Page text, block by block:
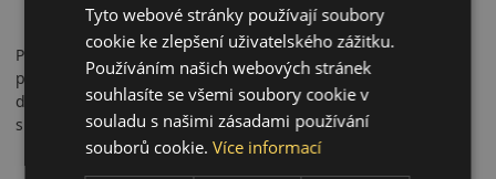
Pneumatika má certifikaci 3PMSF a M+S, což z ní činí
plnohodnotnou celoroční volbu. Nabízí krátkou brzdnou
dráhu na mokru, stabilní ovladatelnost a spolehlivý výkon na
sněhu.
Tyto webové stránky používají soubory
cookie ke zlepšení uživatelského zážitku.
Používáním našich webových stránek
souhlasíte se všemi soubory cookie v
souladu s našimi zásadami používání
souborů cookie.Více informací